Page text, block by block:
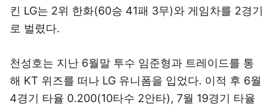
킨 LG는 2위 한화(60승 41패 3무)와 게임차를 2경기
로 벌렸다.
천성호는 지난 6월말 투수 임준형과 트레이드를 통
해 KT 위즈를 떠나 LG 유니폼을 입었다. 이적 후 6월
4경기 타율 0.200(10타수 2안타), 7월 19경기 타율